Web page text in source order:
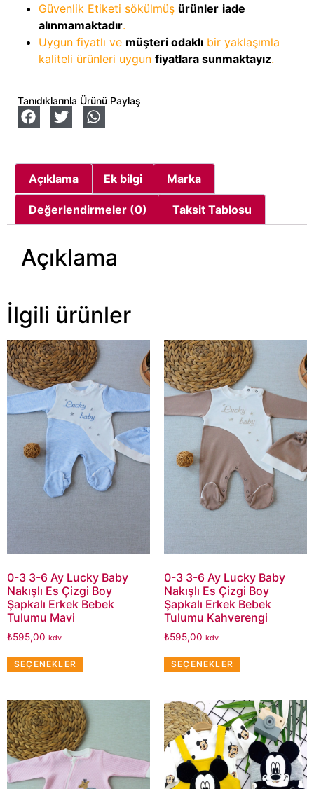
Güvenlik Etiketi sökülmüş ürünler iade
alınmamaktadır.
Uygun fiyatlı ve müşteri odaklı bir yaklaşımla
kaliteli ürünleri uygun fiyatlara sunmaktayız.
Tanıdıklarınla Ürünü Paylaş
Açıklama Ek bilgi Marka
Değerlendirmeler (0) Taksit Tablosu
Açıklama
İlgili ürünler
0-3 3-6 Ay Lucky Baby
Nakışlı Es Çizgi Boy
Şapkalı Erkek Bebek
Tulumu Mavi
₺595,00 kdv
SEÇENEKLER
0-3 3-6 Ay Lucky Baby
Nakışlı Es Çizgi Boy
Şapkalı Erkek Bebek
Tulumu Kahverengi
₺595,00 kdv
SEÇENEKLER